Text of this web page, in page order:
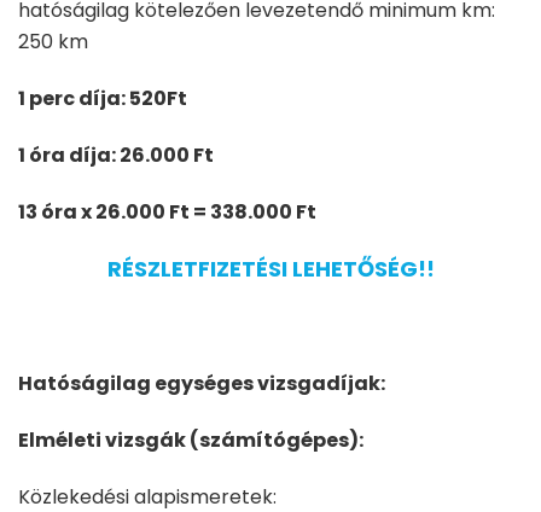
hatóságilag kötelezően levezetendő minimum km:
250 km
1 perc díja: 520Ft
1 óra díja: 26.000 Ft
13 óra x 26.000 Ft = 338.000 Ft
RÉSZLETFIZETÉSI LEHETŐSÉG!!
Hatóságilag egységes vizsgadíjak:
Elméleti vizsgák (számítógépes):
Közlekedési alapismeretek: